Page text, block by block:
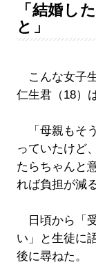
「結婚し
と」
こんな女子
仁生君（18）
「母親もそ
っていたけど
たらちゃんと
れば負担が減
日頃から「
い」と生徒に
後に尋ねた。